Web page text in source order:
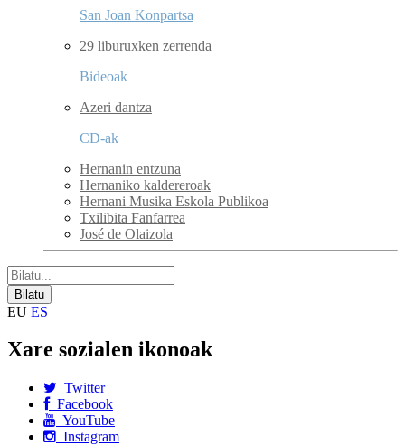
San Joan Konpartsa
29 liburuxken zerrenda
Bideoak
Azeri dantza
CD-ak
Hernanin entzuna
Hernaniko kaldereroak
Hernani Musika Eskola Publikoa
Txilibita Fanfarrea
José de Olaizola
EU ES
Xare sozialen ikonoak
Twitter
Facebook
YouTube
Instagram